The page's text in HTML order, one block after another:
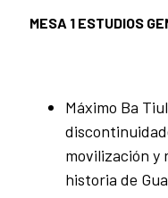
MESA 1 ESTUDIOS
Máximo Ba
movilización y
historia de